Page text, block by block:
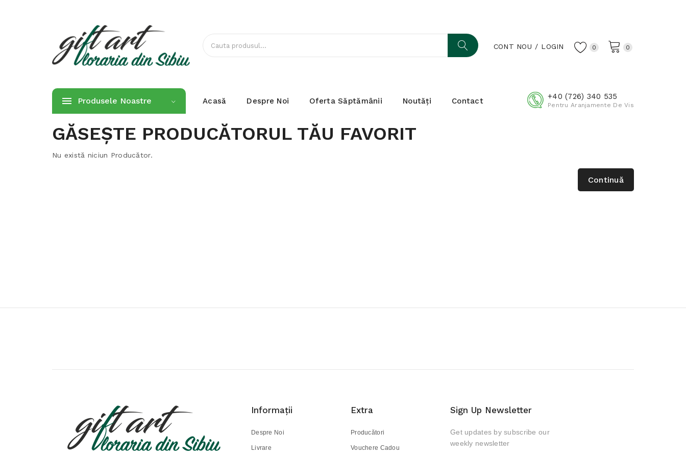
CONT NOU LOGIN 0
0
Produsele Noastre Acasă Despre Noi Oferta Săptămânii Noutăți Contact +40 (726) 340 535
Pentru Aranjamente De Vis
GĂSEŞTE PRODUCĂTORUL TĂU FAVORIT
Nu există niciun Producător.
Continuă
Informaţii
Despre Noi
Livrare
Extra
Producători
Vouchere Cadou
Sign Up Newsletter
Get updates by subscribe our
weekly newsletter